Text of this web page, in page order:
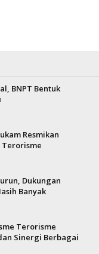
BNPT Bentuk
Resmikan
Terorisme
Dukungan
Banyak
Terorisme
Sinergi Berbagai